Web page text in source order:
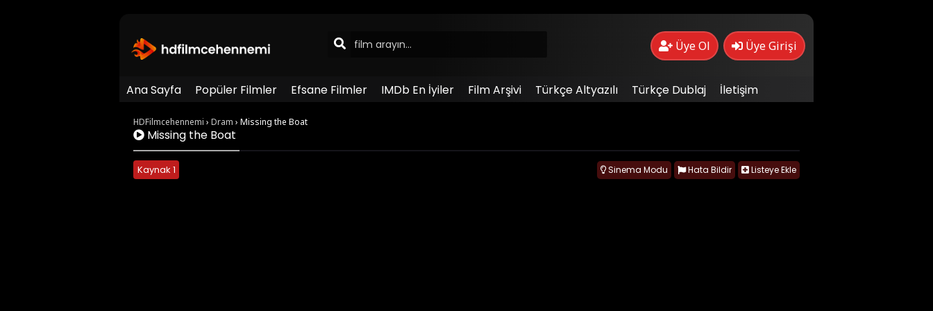
Üye Ol Üye Girişi
Ana Sayfa Popüler Filmler Efsane Filmler IMDb En İyiler Film Arşivi Türkçe Altyazılı Türkçe Dublaj İletişim
HDFilmcehennemi › Dram › Missing the Boat
Missing the Boat
Kaynak 1 Listeye Ekle
Hata Bildir
Sinema Modu